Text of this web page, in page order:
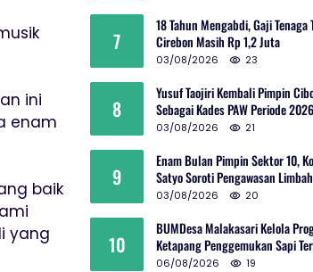
ini
enam
baik
yang
7
18 Tahun Mengabdi, Gaji Tenaga
Cirebon Masih Rp 1,2 Juta
03/08/2026 23
8
Yusuf Taojiri Kembali Pimpin
Sebagai Kades PAW Periode
03/08/2026 21
9
Enam Bulan Pimpin Sektor 10,
Satyo Soroti Pengawasan
Kelola Sampah
03/08/2026 20
10
BUMDesa Malakasari Kelola
Ketapang Penggemukan Sapi
Simpang Siur
06/08/2026 19